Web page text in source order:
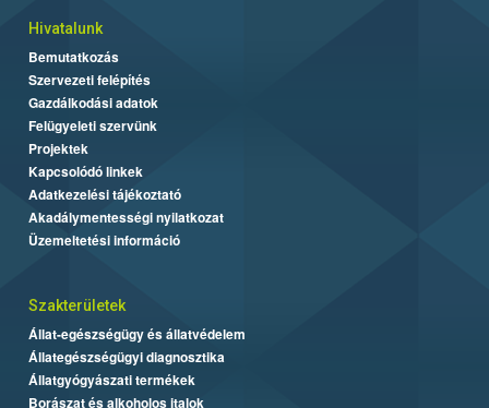
Hivatalunk
Bemutatkozás
Szervezeti felépítés
Gazdálkodási adatok
Felügyeleti szervünk
Projektek
Kapcsolódó linkek
Adatkezelési tájékoztató
Akadálymentességi nyilatkozat
Üzemeltetési információ
Szakterületek
Állat-egészségügy és állatvédelem
Állategészségügyi diagnosztika
Állatgyógyászati termékek
Borászat és alkoholos italok